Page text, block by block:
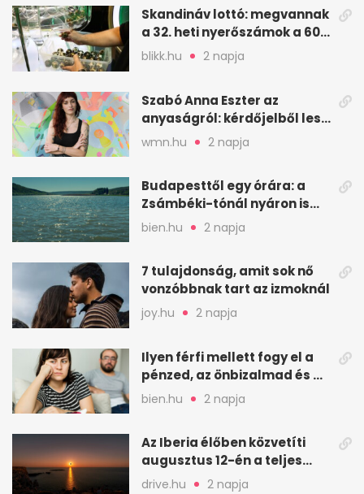
Skandináv lottó: megvannak
a 32. heti nyerőszámok a 600
milliós játékhoz
blikk.hu 2 napja
Szabó Anna Eszter az
anyaságról: kérdőjelből lesz
valaha felkiáltójel?
wmn.hu 2 napja
Budapesttől egy órára: a
Zsámbéki-tónál nyáron is
van hely
bien.hu 2 napja
7 tulajdonság, amit sok nő
vonzóbbnak tart az izmoknál
joy.hu 2 napja
Ilyen férfi mellett fogy el a
pénzed, az önbizalmad és a
nyugalmad
bien.hu 2 napja
Az Iberia élőben közvetíti
augusztus 12-én a teljes
napfogyatkozást
drive.hu 2 napja